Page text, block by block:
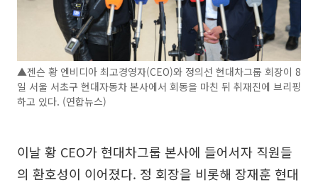
▲젠슨 황 엔비디아 최고경영자(CEO)와 정의선 현대차그룹 회장이 8
일 서울 서초구 현대자동차 본사에서 회동을 마친 뒤 취재진에 브리핑
하고 있다. (연합뉴스)
이날 황 CEO가 현대차그룹 본사에 들어서자 직원들
의 환호성이 이어졌다. 정 회장을 비롯해 장재훈 현대